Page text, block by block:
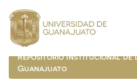
navigation
Repositorio Institucional de
Guanajuato